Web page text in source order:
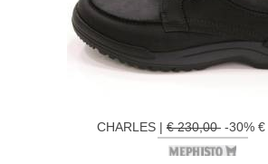
CHARLES | € 230,00-30% €